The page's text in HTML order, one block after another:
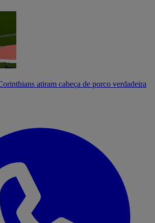
atiram cabeça de porco verdadeira